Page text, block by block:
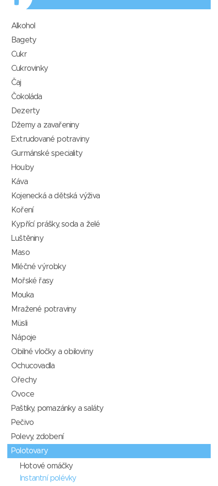
Alkohol
Bagety
Cukr
Cukrovinky
Čaj
Čokoláda
Dezerty
Džemy a zavařeniny
Extrudované potraviny
Gurmánské speciality
Houby
Káva
Kojenecká a dětská výživa
Koření
Kypřící prášky, soda a želé
Luštěniny
Maso
Mléčné výrobky
Mořské řasy
Mouka
Mražené potraviny
Müsli
Nápoje
Obilné vločky a obiloviny
Ochucovadla
Ořechy
Ovoce
Paštiky, pomazánky a saláty
Pečivo
Polevy, zdobení
Polotovary
Hotové omáčky
Instantní polévky